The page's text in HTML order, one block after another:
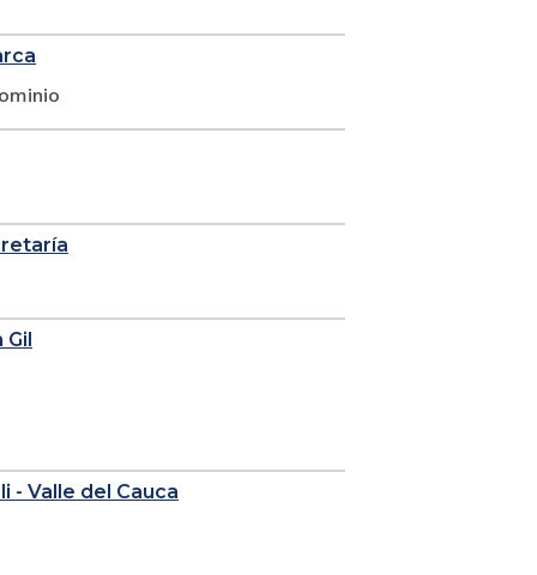
Gil
- Valle del Cauca